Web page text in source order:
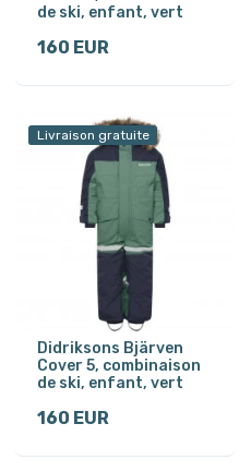
de ski, enfant, vert
160 EUR
Livraison gratuite
Didriksons Bjärven
Cover 5, combinaison
de ski, enfant, vert
160 EUR